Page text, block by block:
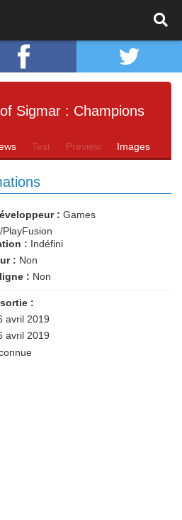
Sigmar : Champions
Test Preview Images
: Games
: Indéfini
: Non
: Non
:
avril 2019
avril 2019